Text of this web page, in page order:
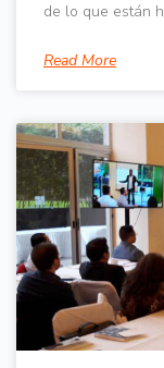
de lo que están
Read More